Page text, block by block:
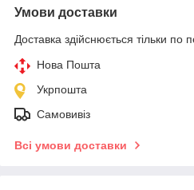
Умови доставки
Доставка здійснюється тільки по
Нова Пошта
Укрпошта
Самовивіз
Всі умови доставки